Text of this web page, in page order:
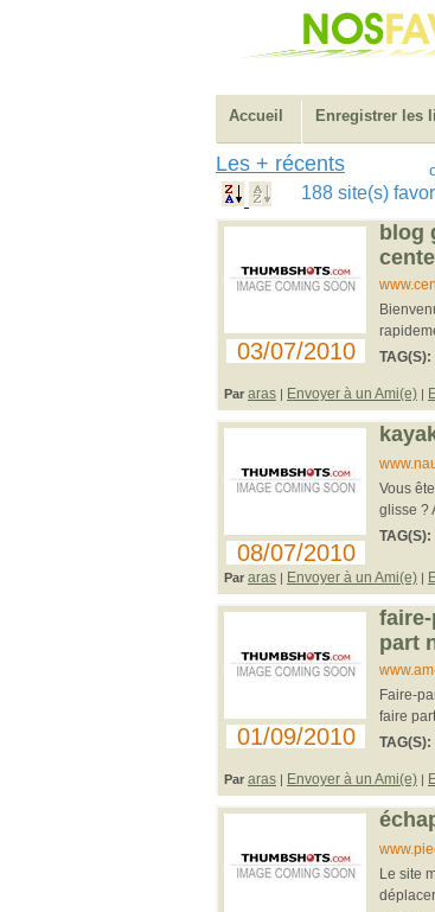
Accueil Enregistrer les
Les + récents
188 site(s)
03/07/2010
blog
TAG(S):
Par aras | Envoyer à un Ami(e) |
08/07/2010
Vous
glisse ?
TAG(S):
Par aras | Envoyer à un Ami(e) |
01/09/2010
part
Faire-
faire
TAG(S):
Par aras | Envoyer à un Ami(e) |
Le site